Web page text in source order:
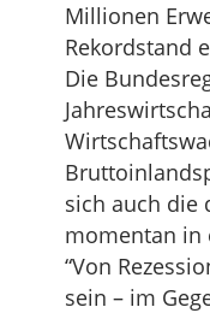
Millionen
Rekordstand
Die
sich auch die
momentan in
“Von
sein – im